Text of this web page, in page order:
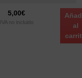
5,00€
IVA no incluido
al